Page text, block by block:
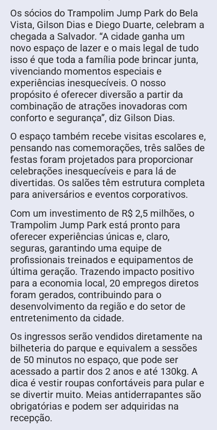
Os sócios do Trampolim Jump Park do Bela
Vista, Gilson Dias e Diego Duarte, celebram a
chegada a Salvador. “A cidade ganha um
novo espaço de lazer e o mais legal de tudo
isso é que toda a família pode brincar junta,
vivenciando momentos especiais e
experiências inesquecíveis. O nosso
propósito é oferecer diversão a partir da
combinação de atrações inovadoras com
conforto e segurança”, diz Gilson Dias.
O espaço também recebe visitas escolares e,
pensando nas comemorações, três salões de
festas foram projetados para proporcionar
celebrações inesquecíveis e para lá de
divertidas. Os salões têm estrutura completa
para aniversários e eventos corporativos.
Com um investimento de R$ 2,5 milhões, o
Trampolim Jump Park está pronto para
oferecer experiências únicas e, claro,
seguras, garantindo uma equipe de
profissionais treinados e equipamentos de
última geração. Trazendo impacto positivo
para a economia local, 20 empregos diretos
foram gerados, contribuindo para o
desenvolvimento da região e do setor de
entretenimento da cidade.
Os ingressos serão vendidos diretamente na
bilheteria do parque e equivalem a sessões
de 50 minutos no espaço, que pode ser
acessado a partir dos 2 anos e até 130kg. A
dica é vestir roupas confortáveis para pular e
se divertir muito. Meias antiderrapantes são
obrigatórias e podem ser adquiridas na
recepção.